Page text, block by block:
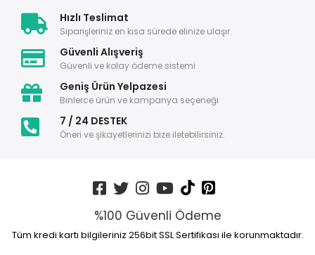
Hızlı Teslimat
Siparişleriniz en kısa sürede elinize ulaşır.
Güvenli Alışveriş
Güvenli ve kolay ödeme sistemi
Geniş Ürün Yelpazesi
Binlerce ürün ve kampanya seçeneği
7 / 24 DESTEK
Öneri ve şikayetlerinizi bize iletebilirsiniz.
%100 Güvenli Ödeme
Tüm kredi kartı bilgileriniz 256bit SSL Sertifikası ile korunmaktadır.